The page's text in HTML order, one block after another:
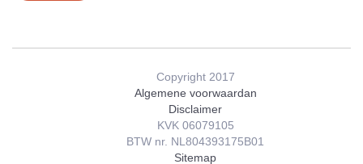
Copyright 2017
Algemene voorwaardan
Disclaimer
KVK 06079105
BTW nr. NL804393175B01
Sitemap